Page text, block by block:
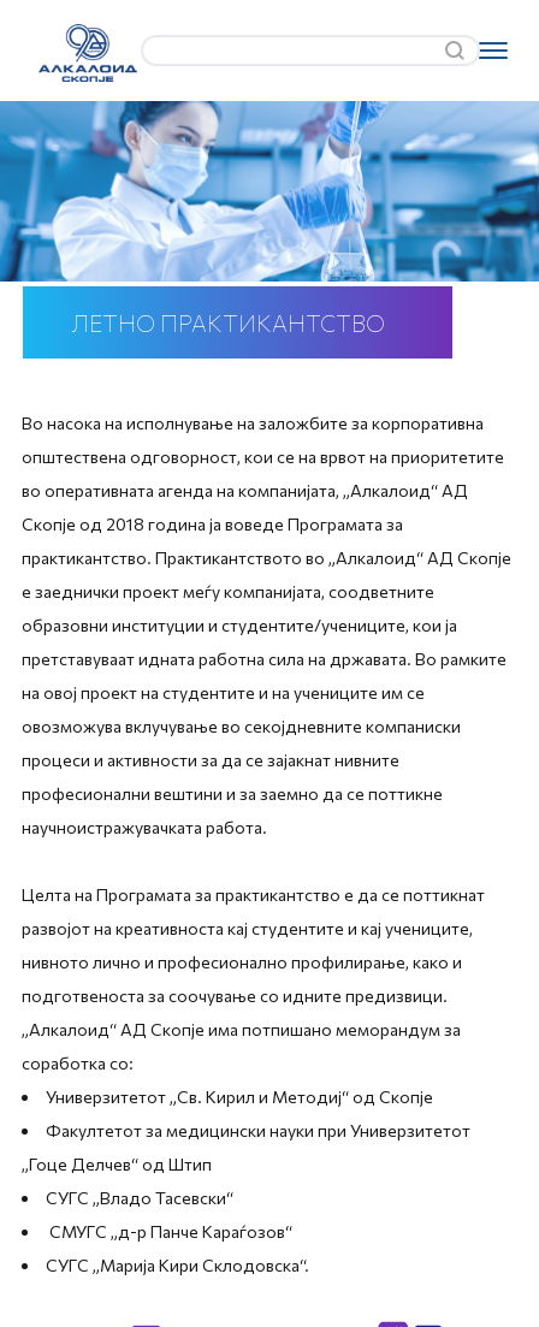
ЛЕТНО ПРАКТИКАНТСТВО
Во насока на исполнување на заложбите за корпоративна
општествена одговорност, кои се на врвот на приоритетите
во оперативната агенда на компанијата, „Алкалоид“ АД
Скопје од 2018 година ја воведе Програмата за
практикантство. Практикантството во „Алкалоид“ АД Скопје
е заеднички проект меѓу компанијата, соодветните
образовни институции и студентите/учениците, кои ја
претставуваат идната работна сила на државата. Во рамките
на овој проект на студентите и на учениците им се
овозможува вклучување во секојдневните компаниски
процеси и активности за да се зајакнат нивните
професионални вештини и за заемно да се поттикне
научноистражувачката работа.
Целта на Програмата за практикантство е да се поттикнат
развојот на креативноста кај студентите и кај учениците,
нивното лично и професионално профилирање, како и
подготвеноста за соочување со идните предизвици.
„Алкалоид“ АД Скопје има потпишано меморандум за
соработка со:
Универзитетот „Св. Кирил и Методиј“ од Скопје
Факултетот за медицински науки при Универзитетот
„Гоце Делчев“ од Штип
СУГС „Владо Тасевски“
СМУГС „д-р Панче Караѓозов“
СУГС „Марија Кири Склодовска“.